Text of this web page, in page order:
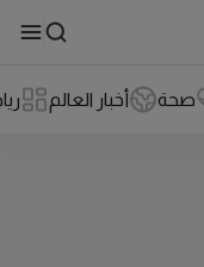
صحة أخبار العالم